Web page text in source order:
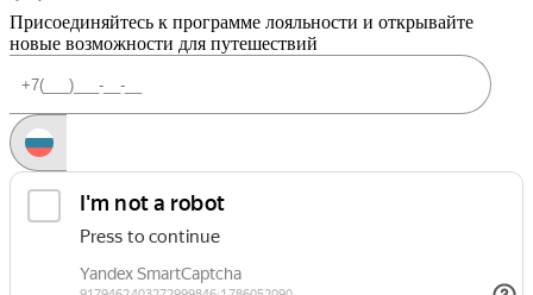
Присоединяйтесь к программе лояльности и открывайте
новые возможности для путешествий
Запросить код
Уже есть аккаунт?Войти